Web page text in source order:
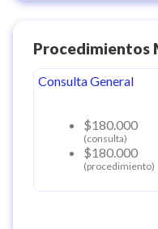
Procedimientos
Consulta General
$180.000
(consulta)
$180.000
(procedimiento)